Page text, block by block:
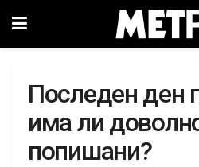
Последен ден
има ли
попишани?